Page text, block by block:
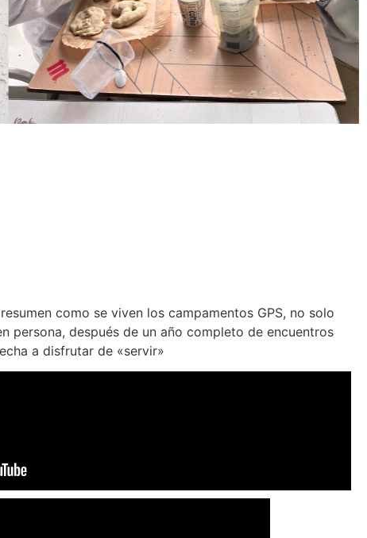
como se viven los campamentos GPS, no solo
persona, después de un año completo de encuentros
a disfrutar de «servir»